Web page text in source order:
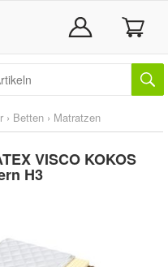
› Betten › Matratzen
VISCO KOKOS
H3